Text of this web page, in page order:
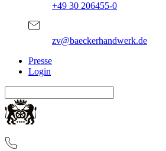
+49 30 206455-0
zv@baeckerhandwerk.de
Presse
Login